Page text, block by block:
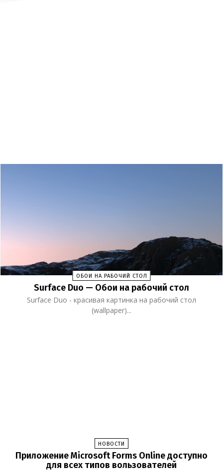
ОБОИ НА РАБОЧИЙ СТОЛ
Surface Duo — Обои на рабочий стол
Surface Duo - красивая картинка на рабочий стол
(wallpaper)...
НОВОСТИ
Приложение Microsoft Forms Online доступно
для всех типов вользователей